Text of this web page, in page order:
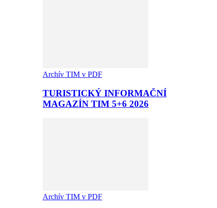
Archív TIM v PDF
TURISTICKÝ INFORMAČNÍ
MAGAZÍN TIM 5+6 2026
Archív TIM v PDF